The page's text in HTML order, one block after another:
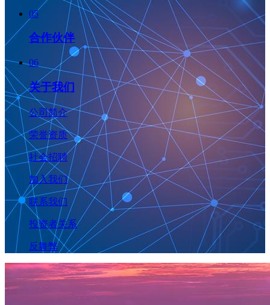
05
合作伙伴
06
关于我们
公司简介
荣誉资质
社会招聘
加入我们
联系我们
投资者关系
反舞弊